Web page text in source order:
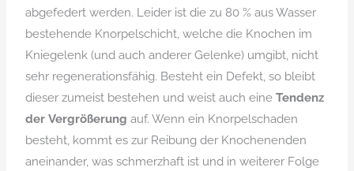
abgefedert werden. Leider ist die zu 80 % aus Wasser
bestehende Knorpelschicht, welche die Knochen im
Kniegelenk (und auch anderer Gelenke) umgibt, nicht
sehr regenerationsfähig. Besteht ein Defekt, so bleibt
dieser zumeist bestehen und weist auch eineTendenz
der Vergrößerung auf. Wenn ein Knorpelschaden
besteht, kommt es zur Reibung der Knochenenden
aneinander, was schmerzhaft ist und in weiterer Folge